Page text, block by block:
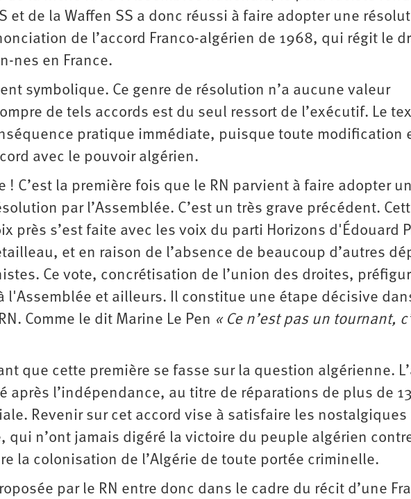
et de la Waffen SS a donc réussi à faire adopter une
de l’accord Franco-algérien de 1968, qui régit le
nes en France.
symbolique. Ce genre de résolution n’a aucune valeur
de tels accords est du seul ressort de l’exécutif. Le
pratique immédiate, puisque toute modification
avec le pouvoir algérien.
! C’est la première fois que le RN parvient à faire adopter
par l’Assemblée. C’est un très grave précédent.
près s’est faite avec les voix du parti Horizons d'Édouard
et en raison de l’absence de beaucoup d’autres
Ce vote, concrétisation de l’union des droites,
l'Assemblée et ailleurs. Il constitue une étape décisive
Comme le dit Marine Le Pen « Ce n’est pas un tournant,
que cette première se fasse sur la question algérienne.
après l’indépendance, au titre de réparations de plus de
Revenir sur cet accord vise à satisfaire les nostalgiques
qui n’ont jamais digéré la victoire du peuple algérien
la colonisation de l’Algérie de toute portée criminelle.
par le RN entre donc dans le cadre du récit d’une